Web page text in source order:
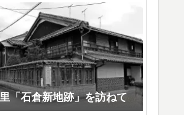
「石倉新地跡」を訪ねて